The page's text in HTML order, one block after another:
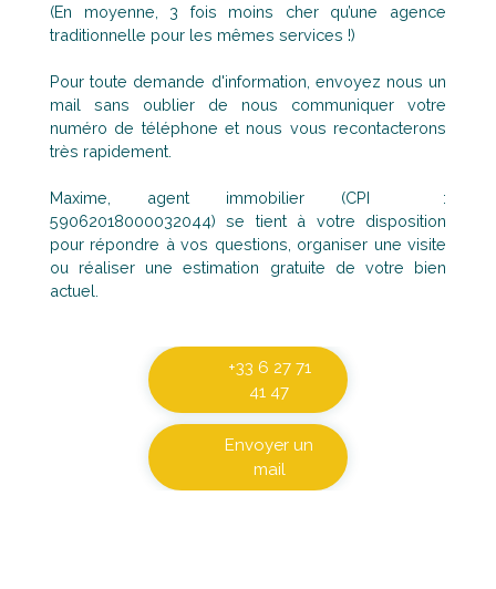
(En moyenne, 3 fois moins cher qu’une agence
traditionnelle pour les mêmes services !)
Pour toute demande d'information, envoyez nous un
mail sans oublier de nous communiquer votre
numéro de téléphone et nous vous recontacterons
très rapidement.
Maxime, agent immobilier (CPI :
59062018000032044) se tient à votre disposition
pour répondre à vos questions, organiser une visite
ou réaliser une estimation gratuite de votre bien
actuel.
+33 6 27 71
41 47
Envoyer un
mail